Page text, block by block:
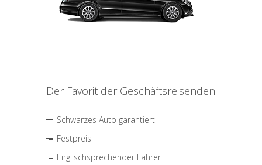
Der Favorit der Geschäftsreisenden
Schwarzes Auto garantiert
Festpreis
Englischsprechender Fahrer